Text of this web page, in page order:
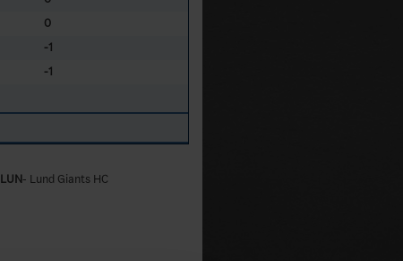
0
-1
-1
LUN- Lund Giants HC